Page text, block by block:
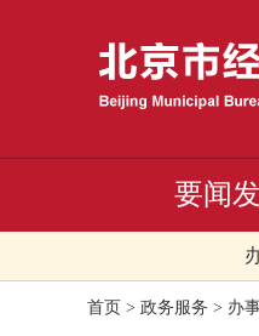
要闻
首页 > 政务服务 > 办